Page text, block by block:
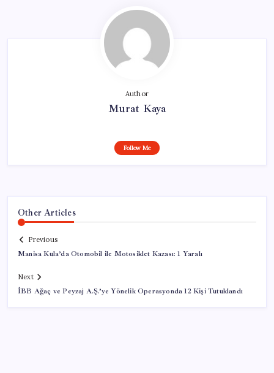
Author
Murat Kaya
Follow Me
Other Articles
Previous
Manisa Kula’da Otomobil ile Motosiklet Kazası: 1 Yaralı
Next
İBB Ağaç ve Peyzaj A.Ş.’ye Yönelik Operasyonda 12 Kişi Tutuklandı